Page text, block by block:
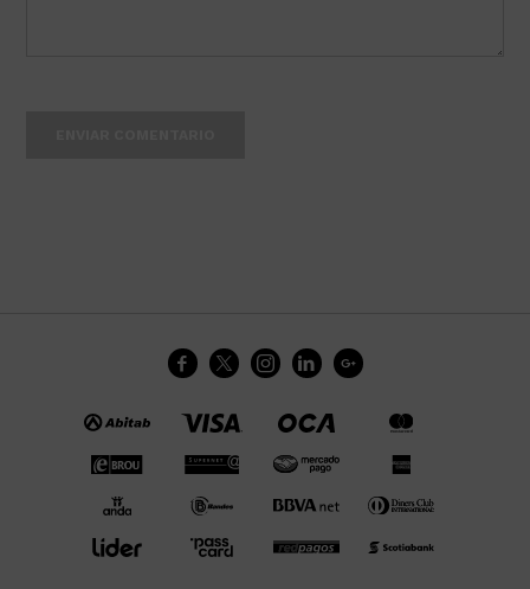
    